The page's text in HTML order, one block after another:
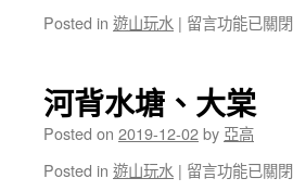
Posted in 遊山玩水 | 在
海
鮮
中
留言功能已關閉
河背水塘、大棠
Posted on 2019-12-02by 亞高
Posted in 遊山玩水 | 在
留言功能已關閉